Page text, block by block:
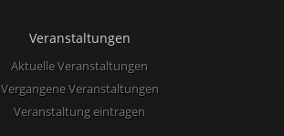
Veranstaltungen
Aktuelle Veranstaltungen
Vergangene Veranstaltungen
Veranstaltung eintragen